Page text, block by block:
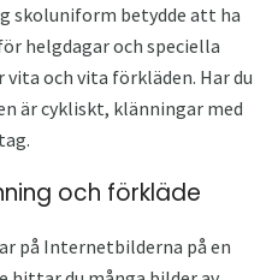
skoluniform betydde att ha
helgdagar och speciella
och vita förkläden. Har du
är cykliskt, klänningar med
och förkläde
på Internetbilderna på en